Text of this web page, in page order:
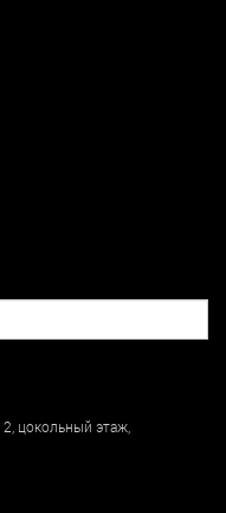
цокольный этаж